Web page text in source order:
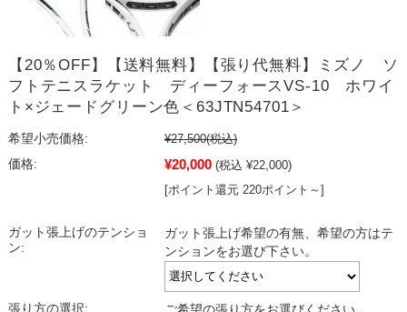
【20％OFF】【送料無料】【張り代無料】ミズノ ソ
フトテニスラケット ディーフォースVS-10 ホワイ
ト×ジェードグリーン色＜63JTN54701＞
希望小売価格: ¥27,500(税込)
価格:
¥20,000 (税込 ¥22,000)
[ポイント還元 220ポイント～]
ガット張上げのテンショ
ン:
ガット張上げ希望の有無、希望の方はテ
ンションをお選び下さい。
張り方の選択: